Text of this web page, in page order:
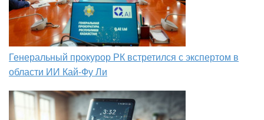
Генеральный прокурор РК встретился с экспертом в
области ИИ Кай-Фу Ли